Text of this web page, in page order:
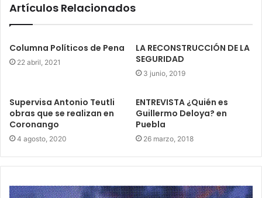
Artículos Relacionados
Columna Políticos de Pena
22 abril, 2021
LA RECONSTRUCCIÓN DE LA
SEGURIDAD
3 junio, 2019
Supervisa Antonio Teutli
obras que se realizan en
Coronango
4 agosto, 2020
ENTREVISTA ¿Quién es
Guillermo Deloya? en
Puebla
26 marzo, 2018